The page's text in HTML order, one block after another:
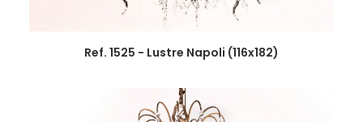
Ref. 1525 - Lustre Napoli (116x182)